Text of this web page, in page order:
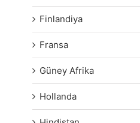
Finlandiya
Fransa
Güney Afrika
Hollanda